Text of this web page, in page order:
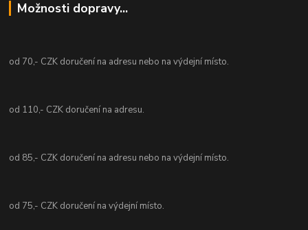
Možnosti dopravy...
od 70,- CZK doručení na adresu nebo na výdejní místo.
od 110,- CZK doručení na adresu.
od 85,- CZK doručení na adresu nebo na výdejní místo.
od 75,- CZK doručení na výdejní místo.